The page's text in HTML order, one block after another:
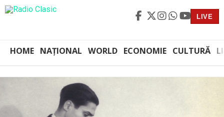
LIVE
HOME NAȚIONAL WORLD ECONOMIE CULTURĂ